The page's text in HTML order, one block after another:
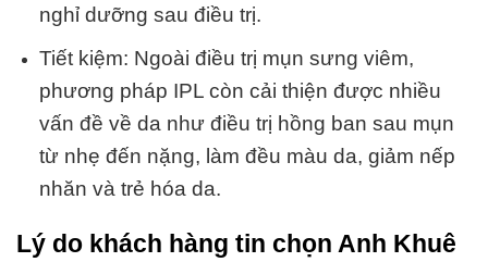
nghỉ dưỡng sau điều trị.
Tiết kiệm: Ngoài điều trị mụn sưng viêm,
phương pháp IPL còn cải thiện được nhiều
vấn đề về da như điều trị hồng ban sau mụn
từ nhẹ đến nặng, làm đều màu da, giảm nếp
nhăn và trẻ hóa da.
Lý do khách hàng tin chọn Anh Khuê